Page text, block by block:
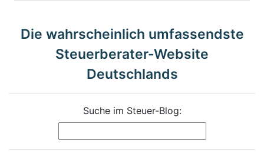
Die wahrscheinlich umfassendste
Steuerberater-Website
Deutschlands
Suche im Steuer-Blog: